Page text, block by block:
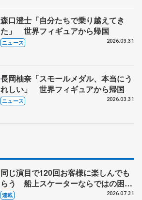
森口澄士「自分たちで乗り越えてき
た」 世界フィギュアから帰国
ニュース 2026.03.31
長岡柚奈「スモールメダル、本当にう
れしい」 世界フィギュアから帰国
ニュース 2026.03.31
同じ演目で120回お客様に楽しんでも
らう 船上スケーターならではの困難
とは 影響あったPIW前キャプテン松
連載 2026.07.31